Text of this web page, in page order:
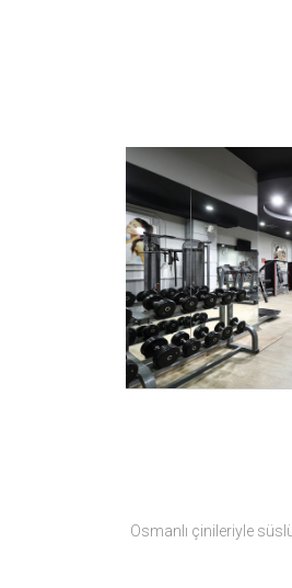
Osmanlı çinileriyle